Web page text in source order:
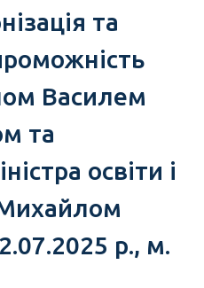
та
Василем
та
освіти і
р., м.